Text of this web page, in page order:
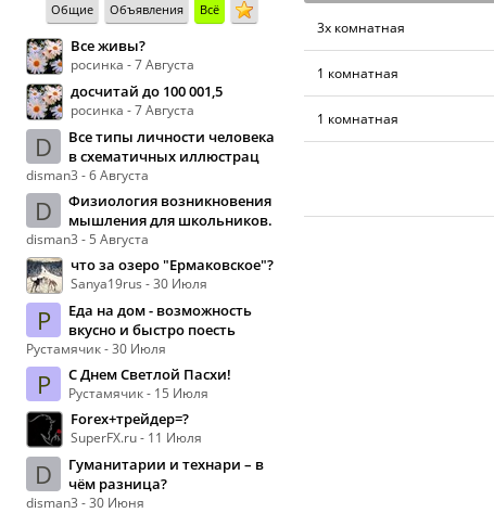
Общие Объявления Всё
Все живы?
росинка - 7 Августа
досчитай до 100 001,5
росинка - 7 Августа
D
Все типы личности человека
в схематичных иллюстрац
disman3 - 6 Августа
D
Физиология возникновения
мышления для школьников.
disman3 - 5 Августа
что за озеро "Ермаковское"?
Sanya19rus - 30 Июля
Р
Еда на дом - возможность
вкусно и быстро поесть
Рустамячик - 30 Июля
Р С Днем Светлой Пасхи!
Рустамячик - 15 Июля
Forex+трейдер=?
SuperFX.ru - 11 Июля
D
Гуманитарии и технари – в
чём разница?
disman3 - 30 Июня
3х комнатная
1 комнатная
1 комнатная